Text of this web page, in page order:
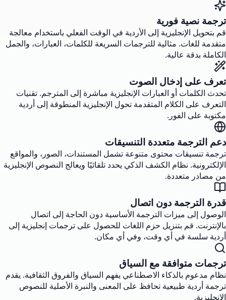
ترجمة نصية فورية
قم بتحويل الإنجليزية إلى الأردية في الوقت الفعلي باستخدام معالجة
متقدمة للغات. مثالية للترجمات السريعة للكلمات، العبارات، والجمل
الكاملة بدقة عالية.
تعرف على إدخال الصوت
تحدث الكلمات أو العبارات الإنجليزية مباشرة إلى المترجم. تقنيات
التعرف على الكلام المتقدمة تحول الإنجليزية المنطوقة إلى أردية
مكتوبة على الفور.
دعم الترجمة متعددة التنسيقات
ترجمة تنسيقات محتوى متنوعة تشمل المستندات، الصور، والمواقع
الإلكترونية. نظام الكشف الذكي يحدد تلقائيًا ويعالج النصوص الإنجليزية
من مصادر متعددة.
قدرة الترجمة دون اتصال
الوصول إلى ميزات الترجمة الأساسية دون الحاجة إلى اتصال
بالإنترنت. قم بتنزيل حزم اللغات للحصول على ترجمات إنجليزية إلى
أردية سلسة في أي وقت، وفي أي مكان.
ترجمات متوافقة مع السياق
نظام مدعوم بالذكاء الاصطناعي يفهم السياق والفروق الثقافية. يقدم
ترجمة أردية طبيعية تحافظ على المعنى والنبرة الأصلية للنصوص
الإنجليزية.